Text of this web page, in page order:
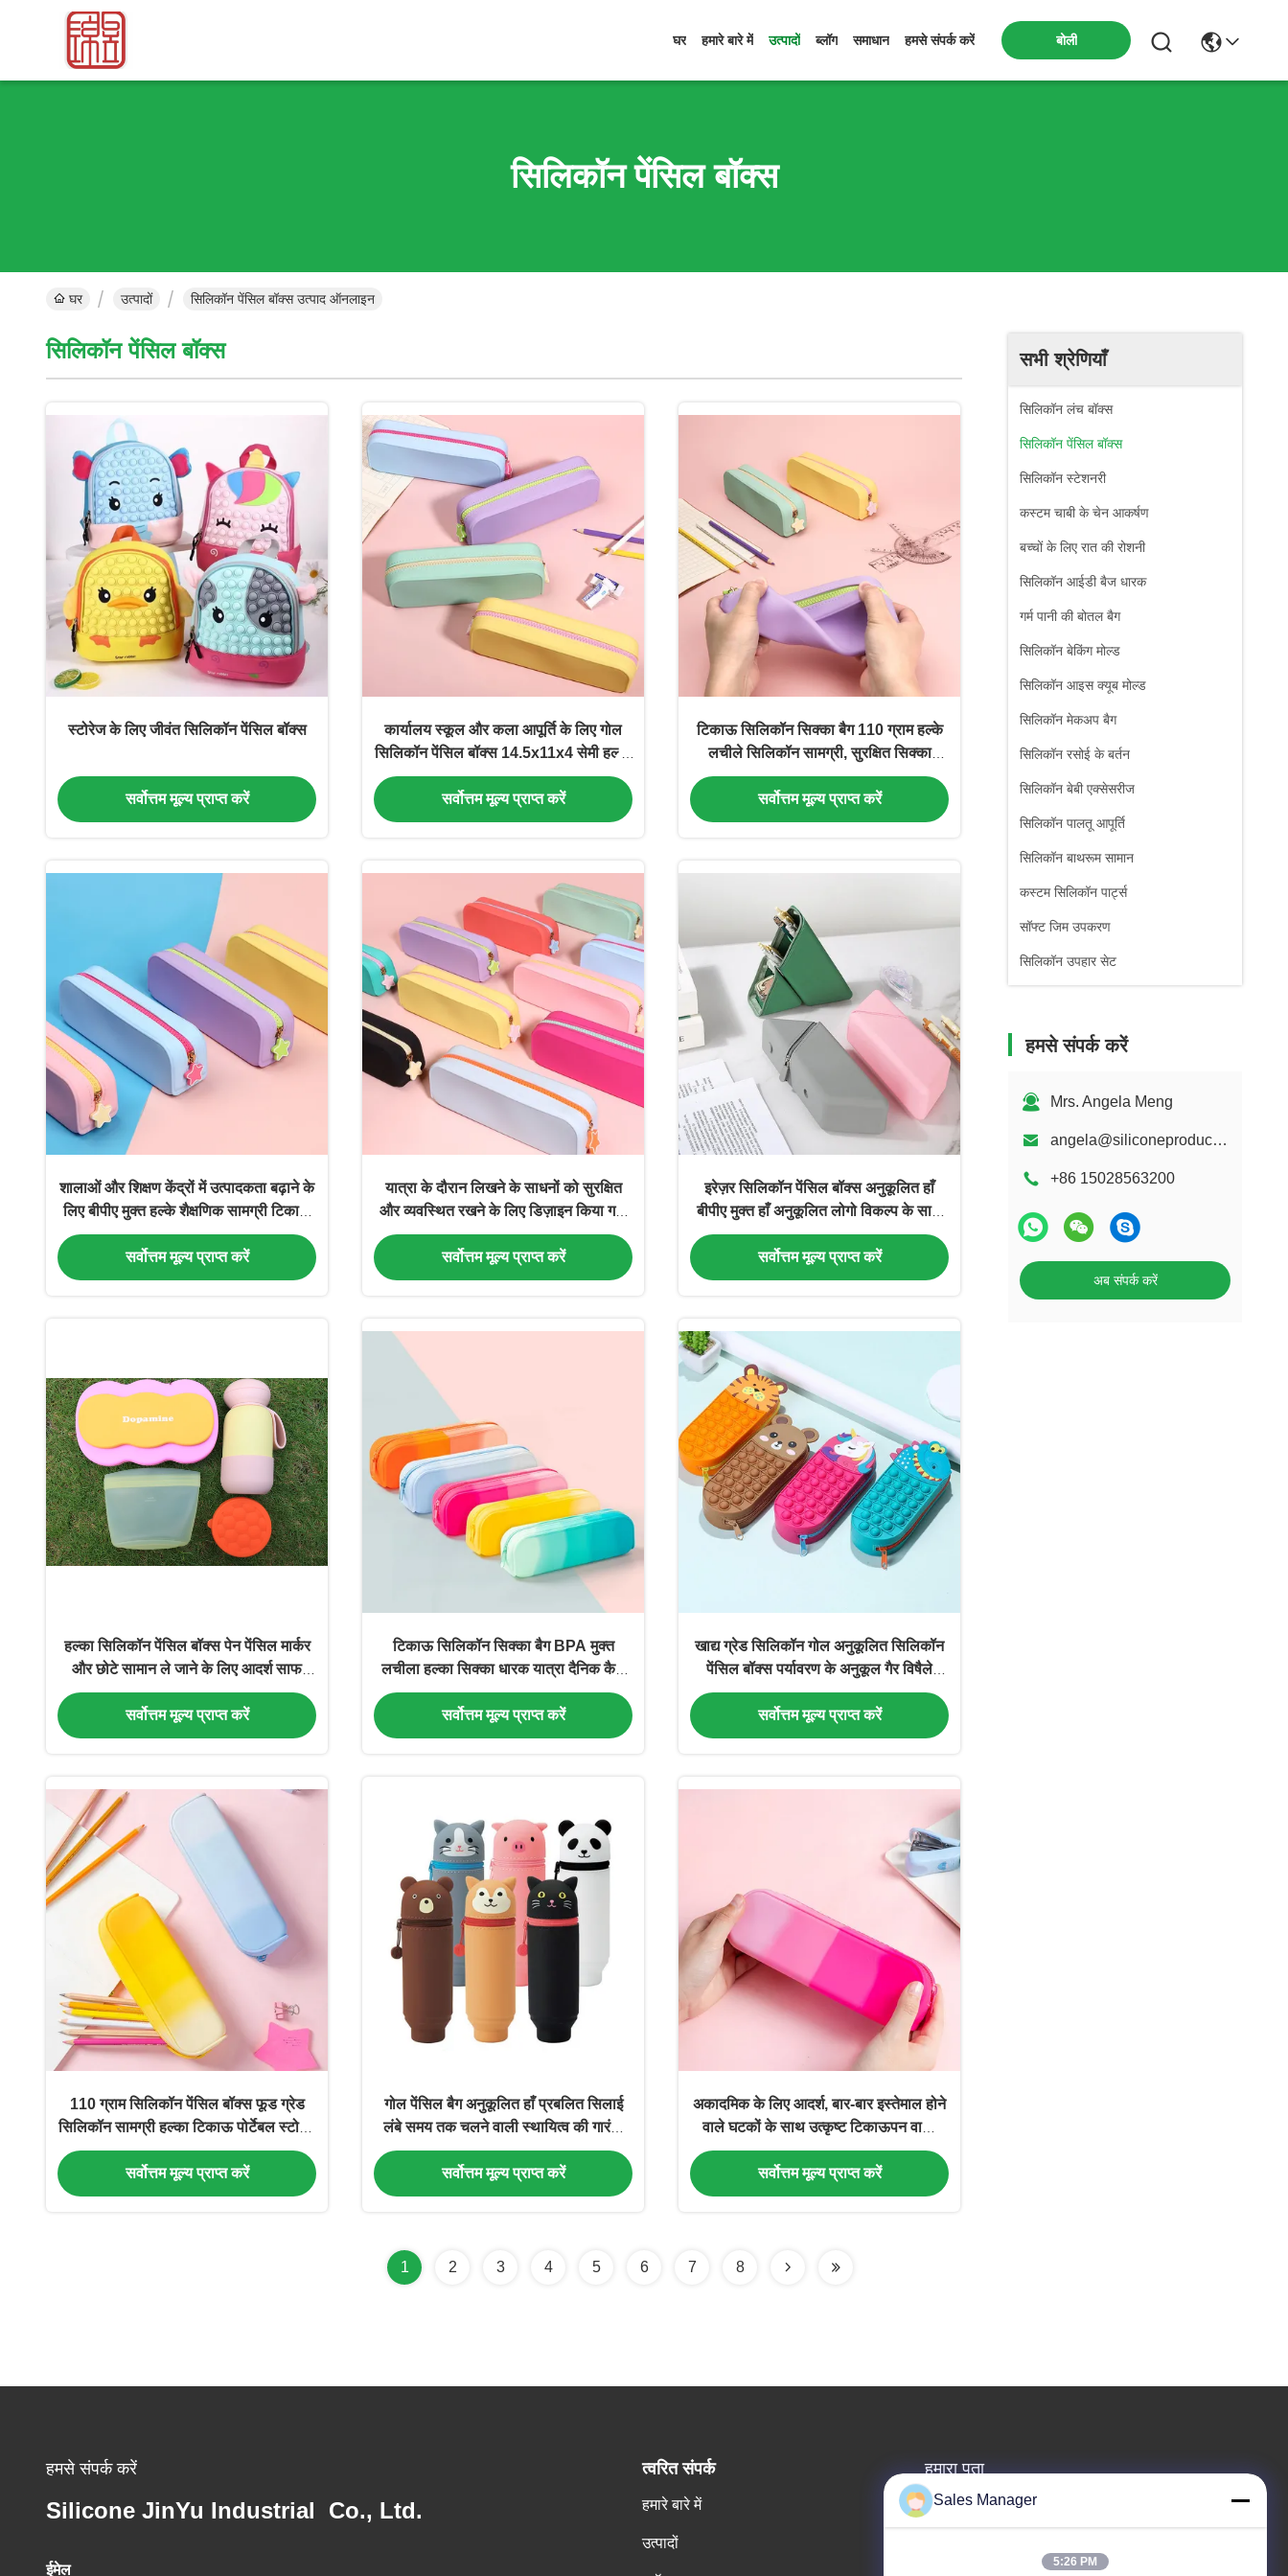
घर हमारे बारे में उत्पादों ब्लॉग समाधान हमसे संपर्क करें बोली
सिलिकॉन पेंसिल बॉक्स
घर उत्पादों सिलिकॉन पेंसिल बॉक्स उत्पाद ऑनलाइन
सभी श्रेणियाँ
सिलिकॉन लंच बॉक्स
सिलिकॉन पेंसिल बॉक्स
सिलिकॉन स्टेशनरी
कस्टम चाबी के चेन आकर्षण
बच्चों के लिए रात की रोशनी
सिलिकॉन आईडी बैज धारक
गर्म पानी की बोतल बैग
सिलिकॉन बेकिंग मोल्ड
सिलिकॉन आइस क्यूब मोल्ड
सिलिकॉन मेकअप बैग
सिलिकॉन रसोई के बर्तन
सिलिकॉन बेबी एक्सेसरीज
सिलिकॉन पालतू आपूर्ति
सिलिकॉन बाथरूम सामान
कस्टम सिलिकॉन पार्ट्स
सॉफ्ट जिम उपकरण
सिलिकॉन उपहार सेट
हमसे संपर्क करें
Mrs. Angela Meng
angela@siliconeproducts-factory.com
+86 15028563200
अब संपर्क करें
सिलिकॉन पेंसिल बॉक्स
स्टोरेज के लिए जीवंत सिलिकॉन पेंसिल बॉक्स
सर्वोत्तम मूल्य प्राप्त करें
कार्यालय स्कूल और कला आपूर्ति के लिए गोल
सिलिकॉन पेंसिल बॉक्स 14.5x11x4 सेमी हल्का
110 ग्राम टिकाऊ पोर्टेबल स्टोरेज केस
सर्वोत्तम मूल्य प्राप्त करें
टिकाऊ सिलिकॉन सिक्का बैग 110 ग्राम हल्के
लचीले सिलिकॉन सामग्री, सुरक्षित सिक्का
भंडारण और आसान हैंडलिंग के लिए उपयुक्त
सर्वोत्तम मूल्य प्राप्त करें
शालाओं और शिक्षण केंद्रों में उत्पादकता बढ़ाने के
लिए बीपीए मुक्त हल्के शैक्षणिक सामग्री टिकाऊ
सामग्री से बनाई गई
सर्वोत्तम मूल्य प्राप्त करें
यात्रा के दौरान लिखने के साधनों को सुरक्षित
और व्यवस्थित रखने के लिए डिज़ाइन किया गया
अनुकूलित पेंसिल बैग
सर्वोत्तम मूल्य प्राप्त करें
इरेज़र सिलिकॉन पेंसिल बॉक्स अनुकूलित हाँ
बीपीए मुक्त हाँ अनुकूलित लोगो विकल्प के साथ
पर्यावरण के अनुकूल गैर विषैले पेंसिल धारक
सर्वोत्तम मूल्य प्राप्त करें
हल्का सिलिकॉन पेंसिल बॉक्स पेन पेंसिल मार्कर
और छोटे सामान ले जाने के लिए आदर्श साफ
करने में आसान पेंसिल होल्डर
सर्वोत्तम मूल्य प्राप्त करें
टिकाऊ सिलिकॉन सिक्का बैग BPA मुक्त
लचीला हल्का सिक्का धारक यात्रा दैनिक कैरी
और सुविधाजनक पहुंच के लिए बिल्कुल सही
सर्वोत्तम मूल्य प्राप्त करें
खाद्य ग्रेड सिलिकॉन गोल अनुकूलित सिलिकॉन
पेंसिल बॉक्स पर्यावरण के अनुकूल गैर विषैले
सामग्री दैनिक और उपहार देने के लिए आदर्श
सर्वोत्तम मूल्य प्राप्त करें
110 ग्राम सिलिकॉन पेंसिल बॉक्स फूड ग्रेड
सिलिकॉन सामग्री हल्का टिकाऊ पोर्टेबल स्टोरेज
केस ऑफिस स्कूल और यात्रा के लिए
सर्वोत्तम मूल्य प्राप्त करें
गोल पेंसिल बैग अनुकूलित हाँ प्रबलित सिलाई
लंबे समय तक चलने वाली स्थायित्व की गारंटी
देता है
सर्वोत्तम मूल्य प्राप्त करें
अकादमिक के लिए आदर्श, बार-बार इस्तेमाल होने
वाले घटकों के साथ उत्कृष्ट टिकाऊपन वाला
गोल स्कूल सप्लाई, जो बार-बार इस्तेमाल होने पर
भी टिका रहता है
सर्वोत्तम मूल्य प्राप्त करें
1 2 3 4 5 6 7 8
हमसे संपर्क करें
Silicone JinYu Industrial Co., Ltd.
ईमेल
त्वरित संपर्क
हमारे बारे में
उत्पादों
हमारा पता
पता
कमरा 306, नंबर 3 शेंगयुआन स्ट्रीट, यायुआन, नानचेंग स्ट्रीट,
Sales Manager
5:26 PM